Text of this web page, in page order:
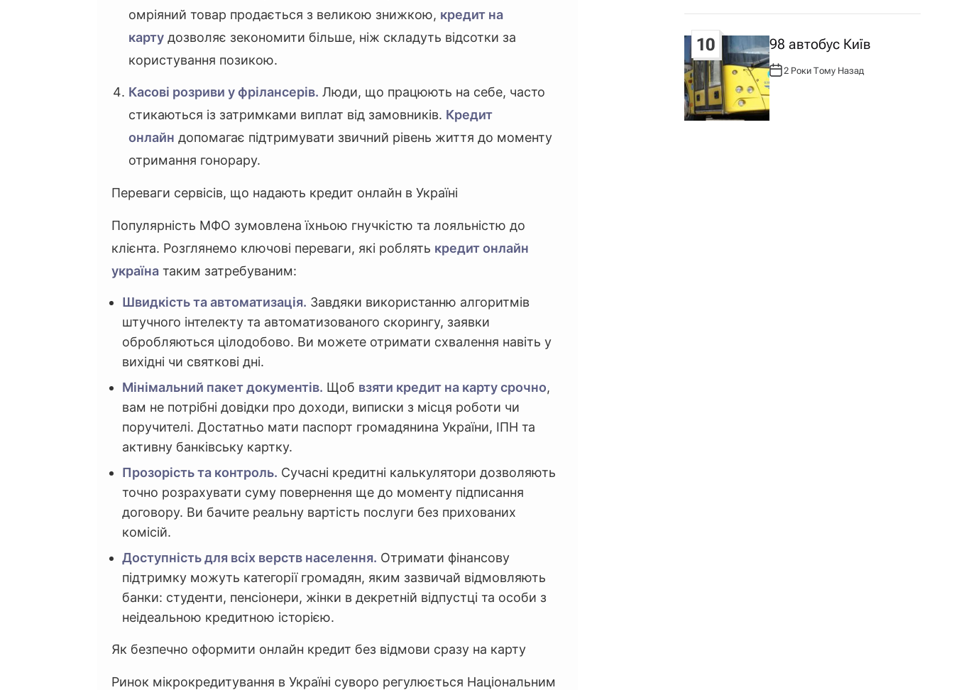
омріяний товар продається з великою знижкою, кредит на
карту дозволяє зекономити більше, ніж складуть відсотки за
користування позикою.
Касові розриви у фрілансерів. Люди, що працюють на себе, часто
стикаються із затримками виплат від замовників. Кредит
онлайн допомагає підтримувати звичний рівень життя до моменту
отримання гонорару.
Переваги сервісів, що надають кредит онлайн в Україні
Популярність МФО зумовлена їхньою гнучкістю та лояльністю до
клієнта. Розглянемо ключові переваги, які роблять кредит онлайн
україна таким затребуваним:
Швидкість та автоматизація. Завдяки використанню алгоритмів
штучного інтелекту та автоматизованого скорингу, заявки
обробляються цілодобово. Ви можете отримати схвалення навіть у
вихідні чи святкові дні.
Мінімальний пакет документів. Щоб взяти кредит на карту срочно,
вам не потрібні довідки про доходи, виписки з місця роботи чи
поручителі. Достатньо мати паспорт громадянина України, ІПН та
активну банківську картку.
Прозорість та контроль. Сучасні кредитні калькулятори дозволяють
точно розрахувати суму повернення ще до моменту підписання
договору. Ви бачите реальну вартість послуги без прихованих
комісій.
Доступність для всіх верств населення. Отримати фінансову
підтримку можуть категорії громадян, яким зазвичай відмовляють
банки: студенти, пенсіонери, жінки в декретній відпустці та особи з
неідеальною кредитною історією.
Як безпечно оформити онлайн кредит без відмови сразу на карту
Ринок мікрокредитування в Україні суворо регулюється Національним
10 98 автобус Київ
А
В
Т
О
Р
:
2 Роки Тому Назад